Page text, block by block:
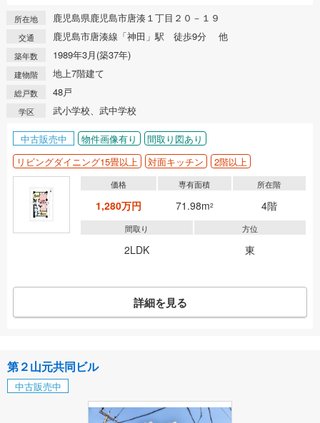
所在地 鹿児島県鹿児島市唐湊１丁目２０－１９
交通 鹿児島市唐湊線「神田」駅 徒歩9分 他
築年数 1989年3月(築37年)
建物階 地上7階建て
総戸数 48戸
学区 武小学校、武中学校
中古販売中 物件画像有り
間取り図あり
リビングダイニング15畳以上
対面キッチン 2階以上
価格
1,280万円
専有面積
71.98m2
所在階
4階
間取り
2LDK
方位
東
詳細を見る
第２山元共同ビル
中古販売中